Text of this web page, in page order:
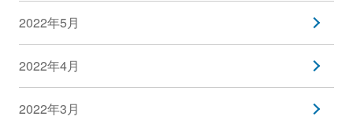
2022年5月
2022年4月
2022年3月